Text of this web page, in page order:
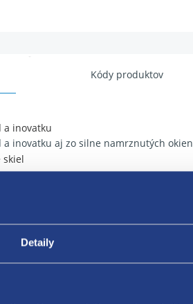
Detaily
Kódy produktov
a inovatku
inovatku aj zo silne namrznutých okien
skiel
vozidla ešte nedosiahol prevádzkovú